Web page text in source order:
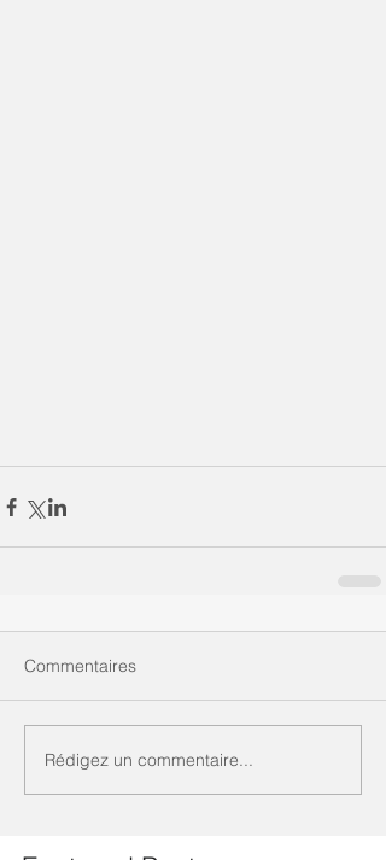
Commentaires
Rédigez un commentaire...